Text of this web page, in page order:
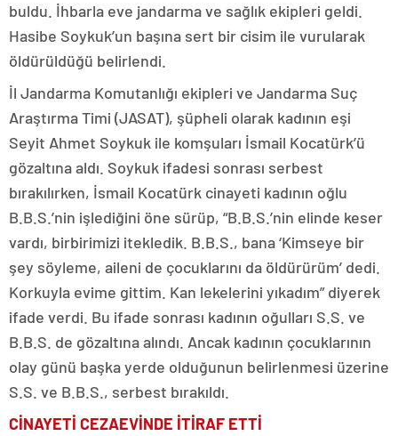
buldu. İhbarla eve jandarma ve sağlık ekipleri geldi.
Hasibe Soykuk’un başına sert bir cisim ile vurularak
öldürüldüğü belirlendi.
İl Jandarma Komutanlığı ekipleri ve Jandarma Suç
Araştırma Timi (JASAT), şüpheli olarak kadının eşi
Seyit Ahmet Soykuk ile komşuları İsmail Kocatürk’ü
gözaltına aldı. Soykuk ifadesi sonrası serbest
bırakılırken, İsmail Kocatürk cinayeti kadının oğlu
B.B.S.’nin işlediğini öne sürüp, “B.B.S.’nin elinde keser
vardı, birbirimizi itekledik. B.B.S., bana ‘Kimseye bir
şey söyleme, aileni de çocuklarını da öldürürüm’ dedi.
Korkuyla evime gittim. Kan lekelerini yıkadım” diyerek
ifade verdi. Bu ifade sonrası kadının oğulları S.S. ve
B.B.S. de gözaltına alındı. Ancak kadının çocuklarının
olay günü başka yerde olduğunun belirlenmesi üzerine
S.S. ve B.B.S., serbest bırakıldı.
CİNAYETİ CEZAEVİNDE İTİRAF ETTİ